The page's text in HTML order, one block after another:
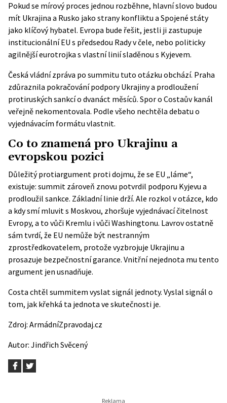
Pokud se mírový proces jednou rozběhne, hlavní slovo budou
mít Ukrajina a Rusko jako strany konfliktu a Spojené státy
jako klíčový hybatel. Evropa bude řešit, jestli ji zastupuje
institucionální EU s předsedou Rady v čele, nebo politicky
agilnější eurotrojka s vlastní linií sladěnou s Kyjevem.
Česká vládní zpráva po summitu tuto otázku obchází. Praha
zdůraznila pokračování podpory Ukrajiny a prodloužení
protiruských sankcí o dvanáct měsíců. Spor o Costaův kanál
veřejně nekomentovala. Podle všeho nechtěla debatu o
vyjednávacím formátu vlastnit.
Co to znamená pro Ukrajinu a
evropskou pozici
Důležitý protiargument proti dojmu, že se EU „láme“,
existuje: summit zároveň znovu potvrdil podporu Kyjevu a
prodloužil sankce. Základní linie drží. Ale rozkol v otázce, kdo
a kdy smí mluvit s Moskvou, zhoršuje vyjednávací čitelnost
Evropy, a to vůči Kremlu i vůči Washingtonu. Lavrov ostatně
sám tvrdí, že EU nemůže být nestranným
zprostředkovatelem, protože vyzbrojuje Ukrajinu a
prosazuje bezpečnostní garance. Vnitřní nejednota mu tento
argument jen usnadňuje.
Costa chtěl summitem vyslat signál jednoty. Vyslal signál o
tom, jak křehká ta jednota ve skutečnosti je.
Zdroj: ArmádníZpravodaj.cz
Autor: Jindřich Svěcený